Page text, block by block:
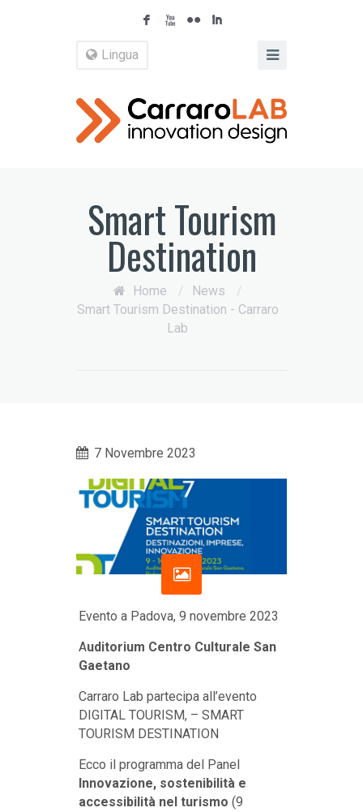
F X N I
Lingua
Smart Tourism
Destination
Home / News
/
Smart Tourism Destination - Carraro
Lab
7 Novembre 2023
Evento a Padova, 9 novembre 2023
Auditorium Centro Culturale San
Gaetano
Carraro Lab partecipa all’evento
DIGITAL TOURISM, – SMART
TOURISM DESTINATION
Ecco il programma del Panel
Innovazione, sostenibilità e
accessibilità nel turismo (9